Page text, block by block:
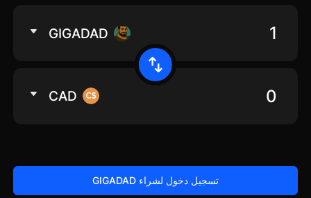
GIGADAD
CAD
تسجيل دخول لشراء GIGADAD